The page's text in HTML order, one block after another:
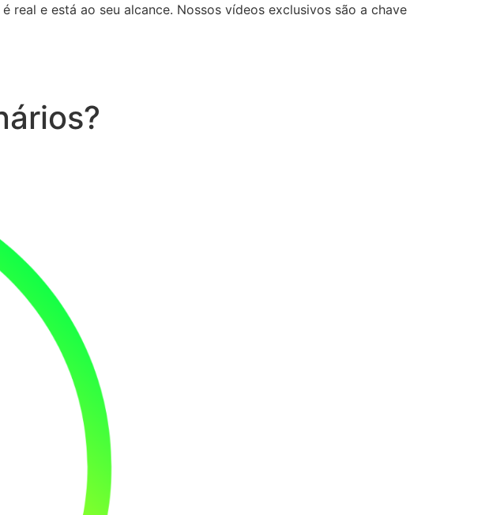
e está ao seu alcance. Nossos vídeos exclusivos são a chave